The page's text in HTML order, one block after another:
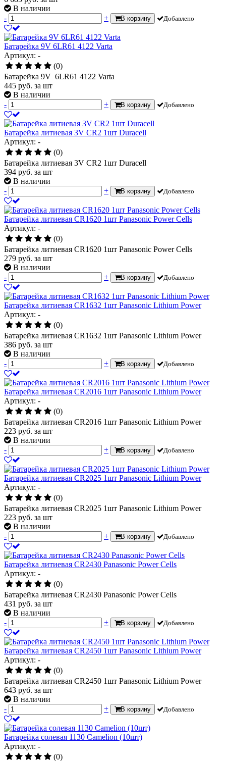
В наличии
-
+ В корзину Добавлено
Батарейка 9V 6LR61 4122 Varta
Артикул: -
(0)
Батарейка 9V 6LR61 4122 Varta
445 руб. за шт
В наличии
-
+ В корзину Добавлено
Батарейка литиевая 3V CR2 1шт Duracell
Артикул: -
(0)
Батарейка литиевая 3V CR2 1шт Duracell
394 руб. за шт
В наличии
-
+ В корзину Добавлено
Батарейка литиевая CR1620 1шт Panasonic Power Cells
Артикул: -
(0)
Батарейка литиевая CR1620 1шт Panasonic Power Cells
279 руб. за шт
В наличии
-
+ В корзину Добавлено
Батарейка литиевая CR1632 1шт Panasonic Lithium Power
Артикул: -
(0)
Батарейка литиевая CR1632 1шт Panasonic Lithium Power
386 руб. за шт
В наличии
-
+ В корзину Добавлено
Батарейка литиевая CR2016 1шт Panasonic Lithium Power
Артикул: -
(0)
Батарейка литиевая CR2016 1шт Panasonic Lithium Power
223 руб. за шт
В наличии
-
+ В корзину Добавлено
Батарейка литиевая CR2025 1шт Panasonic Lithium Power
Артикул: -
(0)
Батарейка литиевая CR2025 1шт Panasonic Lithium Power
223 руб. за шт
В наличии
-
+ В корзину Добавлено
Батарейка литиевая CR2430 Panasonic Power Cells
Артикул: -
(0)
Батарейка литиевая CR2430 Panasonic Power Cells
431 руб. за шт
В наличии
-
+ В корзину Добавлено
Батарейка литиевая CR2450 1шт Panasonic Lithium Power
Артикул: -
(0)
Батарейка литиевая CR2450 1шт Panasonic Lithium Power
643 руб. за шт
В наличии
-
+ В корзину Добавлено
Батарейка солевая 1130 Camelion (10шт)
Артикул: -
(0)